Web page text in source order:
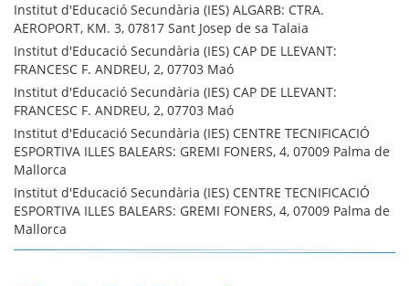
Institut d'Educació Secundària (IES) ALGARB: CTRA.
AEROPORT, KM. 3, 07817 Sant Josep de sa Talaia
Institut d'Educació Secundària (IES) CAP DE LLEVANT:
FRANCESC F. ANDREU, 2, 07703 Maó
Institut d'Educació Secundària (IES) CAP DE LLEVANT:
FRANCESC F. ANDREU, 2, 07703 Maó
Institut d'Educació Secundària (IES) CENTRE TECNIFICACIÓ
ESPORTIVA ILLES BALEARS: GREMI FONERS, 4, 07009 Palma de
Mallorca
Institut d'Educació Secundària (IES) CENTRE TECNIFICACIÓ
ESPORTIVA ILLES BALEARS: GREMI FONERS, 4, 07009 Palma de
Mallorca